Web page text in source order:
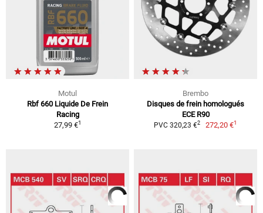
Motul
Rbf 660 Liquide De Frein
Racing
27,99 €1
Brembo
Disques de frein homologués
ECE R90
PVC 320,23 €2 272,20 €1